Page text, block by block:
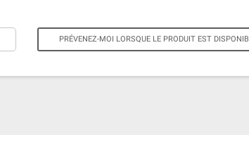
PRÉVENEZ-MOI LORSQUE LE PRODUIT EST